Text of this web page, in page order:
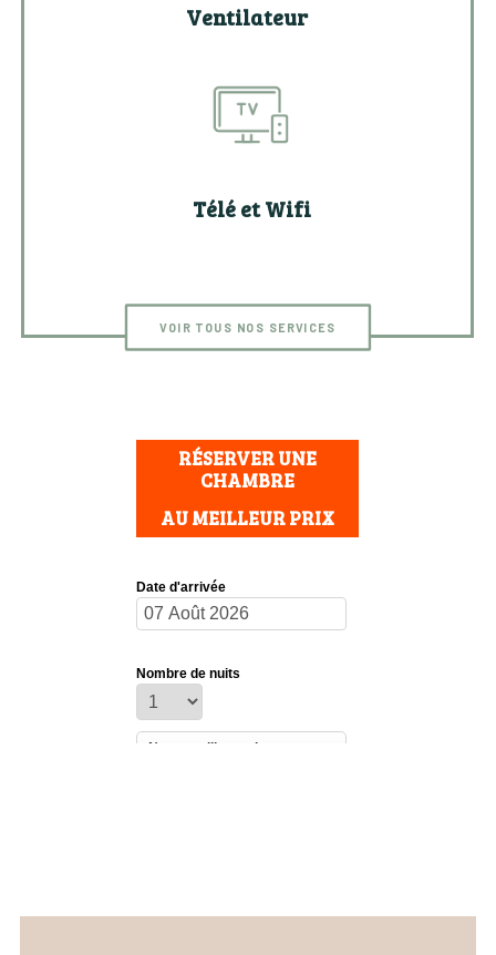
Ventilateur
Télé et Wifi
VOIR TOUS NOS SERVICES
RÉSERVER UNE
CHAMBRE
AU MEILLEUR PRIX